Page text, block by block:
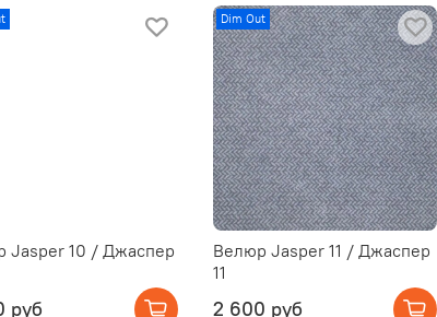
Jasper 10 / Джаспер
руб
Dim Out
Велюр Jasper 11 / Джаспер
11
2 600 руб